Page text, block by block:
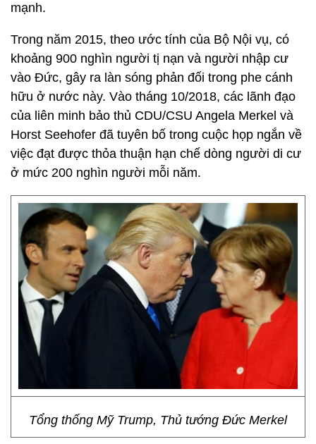
mạnh.
Trong năm 2015, theo ước tính của Bộ Nội vụ, có
khoảng 900 nghìn người tị nạn và người nhập cư
vào Đức, gây ra làn sóng phản đối trong phe cánh
hữu ở nước này. Vào tháng 10/2018, các lãnh đạo
của liên minh bảo thủ CDU/CSU Angela Merkel và
Horst Seehofer đã tuyên bố trong cuộc họp ngắn về
việc đạt được thỏa thuận hạn chế dòng người di cư
ở mức 200 nghìn người mỗi năm.
Tổng thống Mỹ Trump, Thủ tướng Đức Merkel